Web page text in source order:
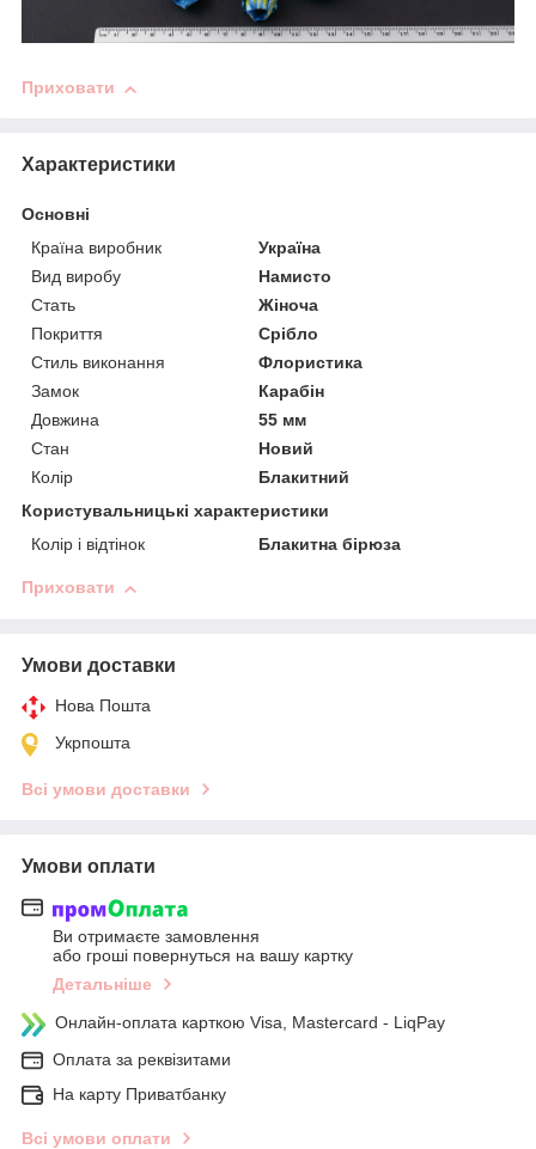
Приховати
Характеристики
Основні
Країна виробник
Україна
Вид виробу
Намисто
Стать
Жіноча
Покриття
Срібло
Стиль виконання
Флористика
Замок
Карабін
Довжина
55 мм
Стан
Новий
Колір
Блакитний
Користувальницькі характеристики
Колір і відтінок
Блакитна бірюза
Приховати
Умови доставки
Нова Пошта
Укрпошта
Всі умови доставки
Умови оплати
Ви отримаєте замовлення
або гроші повернуться на вашу картку
Детальніше
Онлайн-оплата карткою Visa, Mastercard - LiqPay
Оплата за реквізитами
На карту Приватбанку
Всі умови оплати